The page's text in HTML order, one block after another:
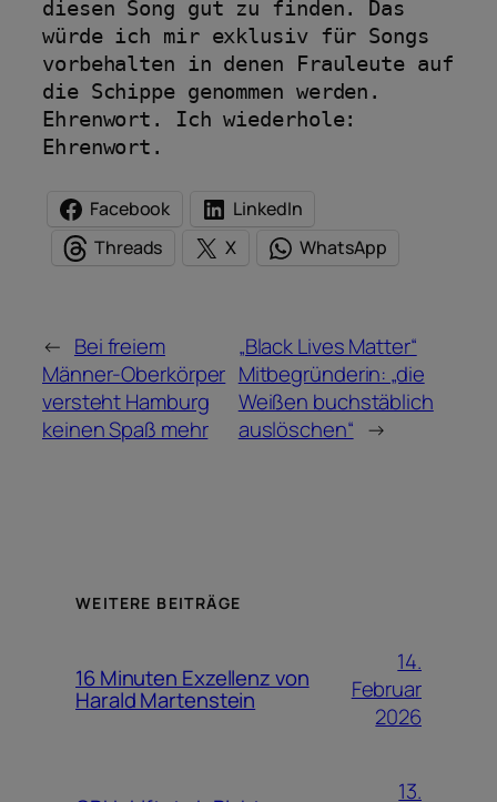
diesen Song gut zu finden. Das
würde ich mir exklusiv für Songs
vorbehalten in denen Frauleute auf
die Schippe genommen werden.
Ehrenwort. Ich wiederhole:
Ehrenwort.
Facebook
LinkedIn
Threads
X WhatsApp
← Bei freiem
Männer-Oberkörper
versteht Hamburg
keinen Spaß mehr
„Black Lives Matter“
Mitbegründerin: „die
Weißen buchstäblich
auslöschen“ →
WEITERE BEITRÄGE
16 Minuten Exzellenz von
Harald Martenstein
14.
Februar
2026
13.